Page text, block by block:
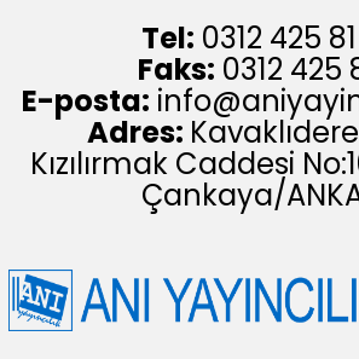
Tel: 0312 425
Faks: 0312 425
E-posta:
Adres:
Kızılırmak Caddesi
Çankaya/